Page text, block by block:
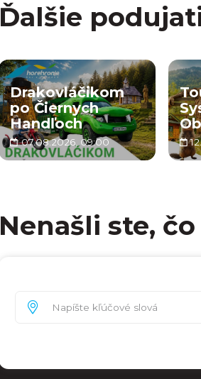
Ďalšie
Drakovláčikom
po Čiernych
Handľoch
07.08.2026, 09:00
Nenašli ste,